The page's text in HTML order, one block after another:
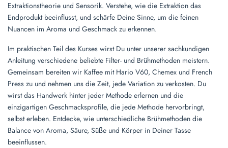
Extraktionstheorie und Sensorik. Verstehe, wie die Extraktion das
Endprodukt beeinflusst, und schärfe Deine Sinne, um die feinen
Nuancen im Aroma und Geschmack zu erkennen.
Im praktischen Teil des Kurses wirst Du unter unserer sachkundigen
Anleitung verschiedene beliebte Filter- und Brühmethoden meistern.
Gemeinsam bereiten wir Kaffee mit Hario V60, Chemex und French
Press zu und nehmen uns die Zeit, jede Variation zu verkosten. Du
wirst das Handwerk hinter jeder Methode erlernen und die
einzigartigen Geschmacksprofile, die jede Methode hervorbringt,
selbst erleben. Entdecke, wie unterschiedliche Brühmethoden die
Balance von Aroma, Säure, Süße und Körper in Deiner Tasse
beeinflussen.